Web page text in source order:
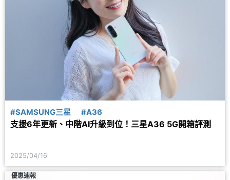
#SAMSUNG三星 #A36
支援6年更新、中階AI升級到位！三星A36 5G開箱評測
2025/04/16
優惠速報